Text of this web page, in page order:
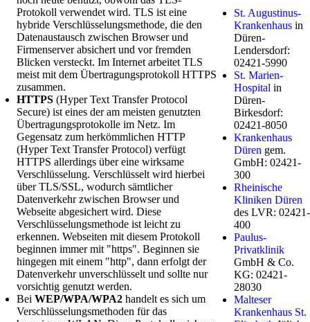
Protokoll verwendet wird. TLS ist eine
hybride Verschlüsselungsmethode, die den
Datenaustausch zwischen Browser und
Firmenserver absichert und vor fremden
Blicken versteckt. Im Internet arbeitet TLS
meist mit dem Übertragungsprotokoll HTTPS
zusammen.
HTTPS (Hyper Text Transfer Protocol
Secure) ist eines der am meisten genutzten
Übertragungsprotokolle im Netz. Im
Gegensatz zum herkömmlichen HTTP
(Hyper Text Transfer Protocol) verfügt
HTTPS allerdings über eine wirksame
Verschlüsselung. Verschlüsselt wird hierbei
über TLS/SSL, wodurch sämtlicher
Datenverkehr zwischen Browser und
Webseite abgesichert wird. Diese
Verschlüsselungsmethode ist leicht zu
erkennen. Webseiten mit diesem Protokoll
beginnen immer mit "https". Beginnen sie
hingegen mit einem "http", dann erfolgt der
Datenverkehr unverschlüsselt und sollte nur
vorsichtig genutzt werden.
Bei WEP/WPA/WPA2 handelt es sich um
Verschlüsselungsmethoden für das
St. Augustinus-
Krankenhausin
Düren-
Lendersdorf:
02421-5990
St. Marien-
Hospital in
Düren-
Birkesdorf:
02421-8050
Krankenhaus
Düren gem.
GmbH: 02421-
300
Rheinische
Kliniken Düren
des LVR: 02421-
400
Paulus-
Privatklinik
GmbH & Co.
KG: 02421-
28030
Malteser
Krankenhaus St.